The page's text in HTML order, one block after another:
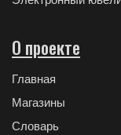
О проекте
Главная
Магазины
Словарь